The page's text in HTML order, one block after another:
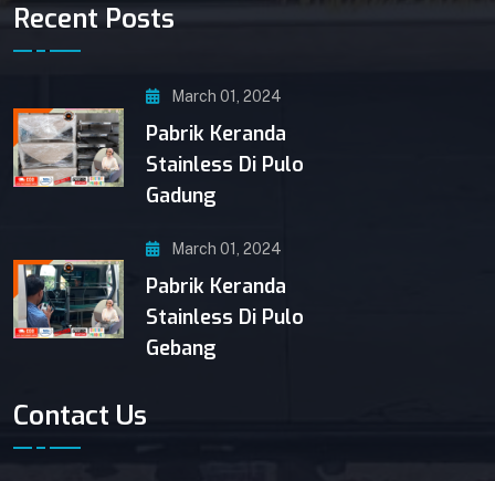
Recent Posts
March 01, 2024
Pabrik Keranda
Stainless Di Pulo
Gadung
March 01, 2024
Pabrik Keranda
Stainless Di Pulo
Gebang
Contact Us